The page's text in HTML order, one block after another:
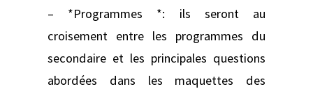
– *Programmes *: ils seront au
croisement entre les programmes du
secondaire et les principales questions
abordées dans les maquettes des